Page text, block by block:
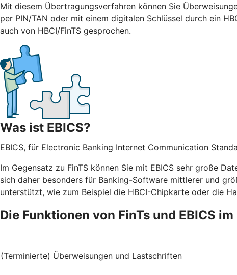
Mit diesem Übertragungsverfahren können Sie
per PIN/TAN oder mit einem digitalen Schlüssel durch ein
auch von HBCI/FinTS gesprochen.
Was ist EBICS?
EBICS, für Electronic Banking Internet Communication
Im Gegensatz zu FinTS können Sie mit EBICS sehr große
sich daher besonders für Banking-Software mittlerer und
unterstützt, wie zum Beispiel die HBCI-Chipkarte oder die
Die Funktionen von FinTs und EBICS
(Terminierte) Überweisungen und Lastschriften